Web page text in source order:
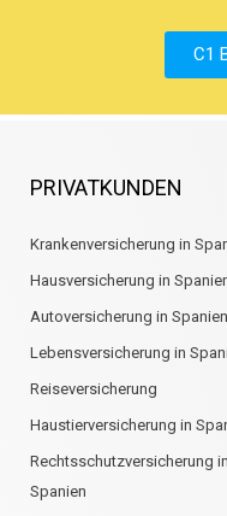
C1
PRIVATKUNDEN
Krankenversicherung in
Hausversicherung in
Autoversicherung in Spanien
Lebensversicherung in
Reiseversicherung
Haustierversicherung in
Rechtsschutzversicherung in
Spanien